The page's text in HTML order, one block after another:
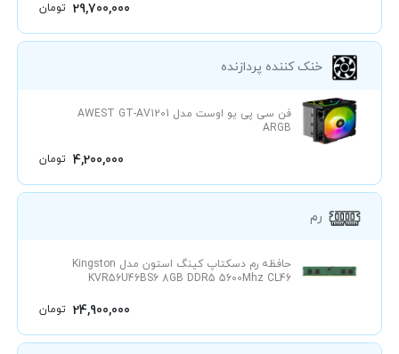
29,700,000 تومان
خنک کننده پردازنده
4,200,000 تومان
فن سی پی یو اوست مدل AWEST GT-AV1201
ARGB
رم
24,900,000 تومان
حافظه رم دسکتاپ کینگ استون مدل Kingston
KVR56U46BS6 8GB DDR5 5600Mhz CL46